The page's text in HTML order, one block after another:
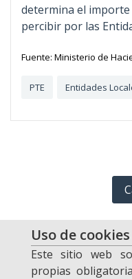
Uso de cookies
Este sitio web
propias
determina el importe
percibir por las
Fuente: Ministerio de
PTE Entidades